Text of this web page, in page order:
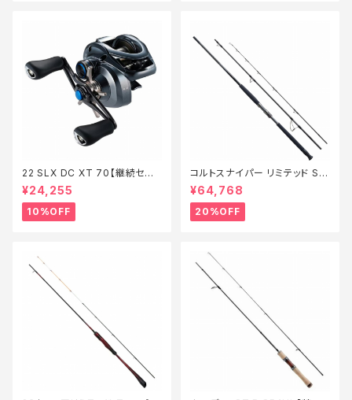
22 SLX DC XT 70【継続セー
ル_リール】【10】
¥24,255
10%OFF
コルトスナイパー リミテッド S1
00MH-3【特価ロッド】【20】
¥64,768
20%OFF